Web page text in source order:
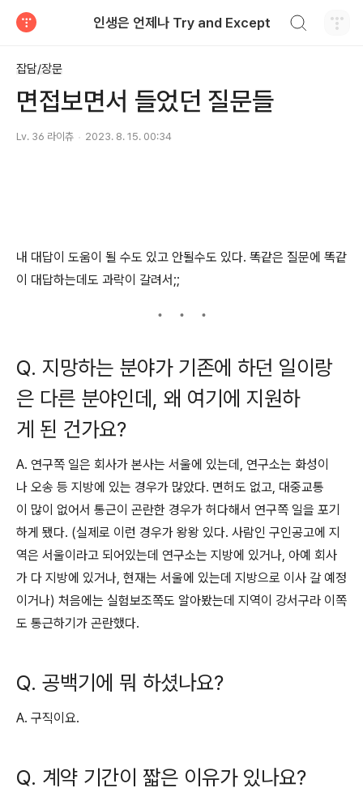
인생은 언제나 Try and Except
잡담/장문
면접보면서 들었던 질문들
Lv. 36 라이츄 2023. 8. 15. 00:34
내 대답이 도움이 될 수도 있고 안될수도 있다. 똑같은 질문에 똑같
이 대답하는데도 과락이 갈려서;;
Q. 지망하는 분야가 기존에 하던 일이랑
은 다른 분야인데, 왜 여기에 지원하
게 된 건가요?
A. 연구쪽 일은 회사가 본사는 서울에 있는데, 연구소는 화성이
나 오송 등 지방에 있는 경우가 많았다. 면허도 없고, 대중교통
이 많이 없어서 통근이 곤란한 경우가 허다해서 연구쪽 일을 포기
하게 됐다. (실제로 이런 경우가 왕왕 있다. 사람인 구인공고에 지
역은 서울이라고 되어있는데 연구소는 지방에 있거나, 아예 회사
가 다 지방에 있거나, 현재는 서울에 있는데 지방으로 이사 갈 예정
이거나) 처음에는 실험보조쪽도 알아봤는데 지역이 강서구라 이쪽
도 통근하기가 곤란했다.
Q. 공백기에 뭐 하셨나요?
A. 구직이요.
Q. 계약 기간이 짧은 이유가 있나요?